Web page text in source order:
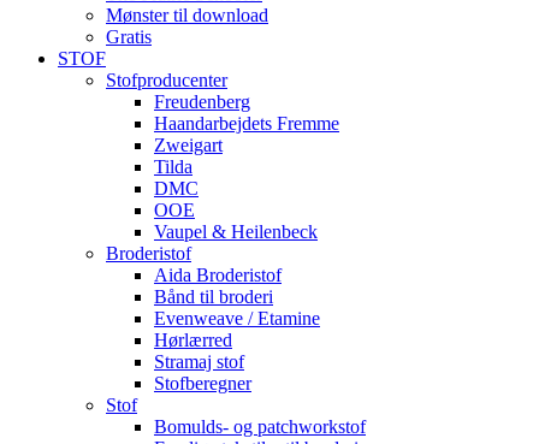
Mønster til download
Gratis
STOF
Stofproducenter
Freudenberg
Haandarbejdets Fremme
Zweigart
Tilda
DMC
OOE
Vaupel & Heilenbeck
Broderistof
Aida Broderistof
Bånd til broderi
Evenweave / Etamine
Hørlærred
Stramaj stof
Stofberegner
Stof
Bomulds- og patchworkstof